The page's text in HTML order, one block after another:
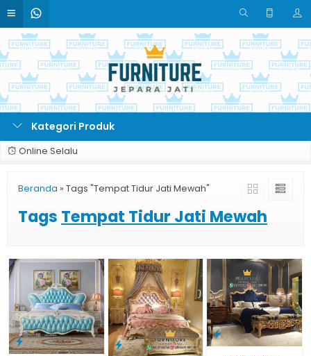
Kategori Produk
Online Selalu
Beranda » Tags "Tempat Tidur Jati Mewah"
Tags Tempat Tidur Jati Mewah